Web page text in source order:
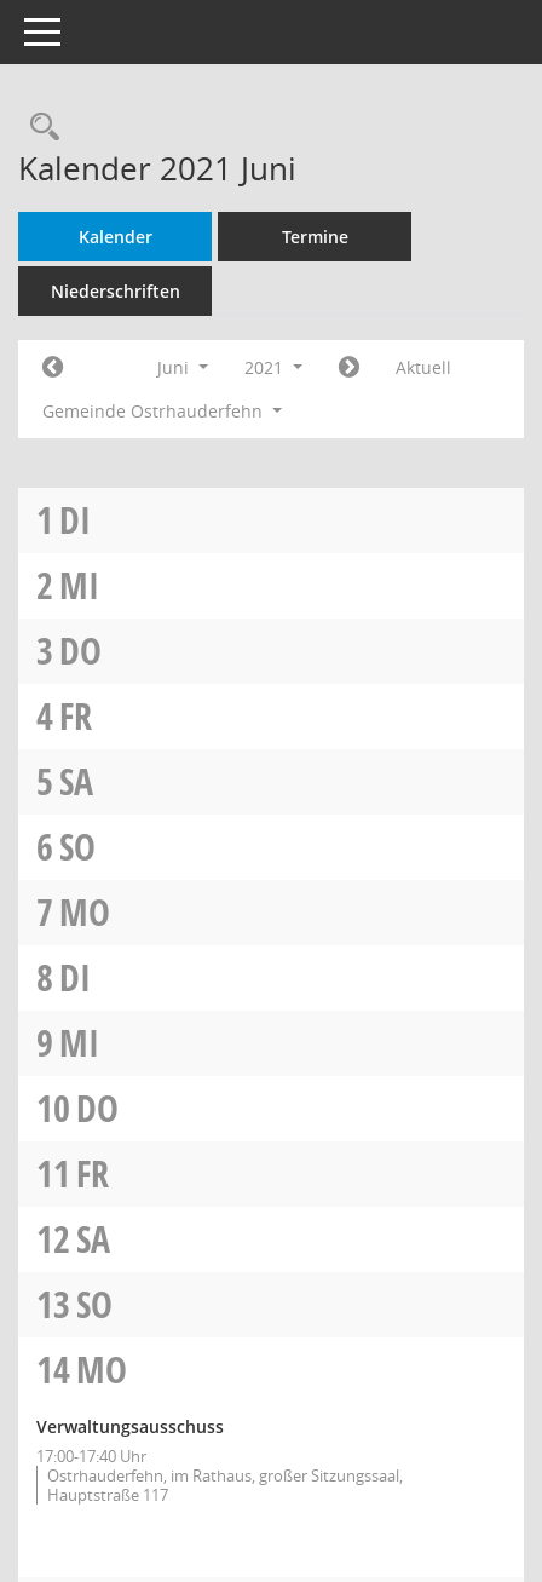
Toggle navigation
Rechercheauswahl
Kalender 2021 Juni
Kalender Termine
Niederschriften
Juni 2021
Aktuell
Gemeinde Ostrhauderfehn
1 DI
2MI
3DO
4FR
5SA
6SO
7MO
8DI
9MI
10DO
11 FR
12SA
13SO
14MO
Verwaltungsausschuss
17:00-17:40 Uhr
Ostrhauderfehn, im Rathaus, großer Sitzungssaal,
Hauptstraße 117